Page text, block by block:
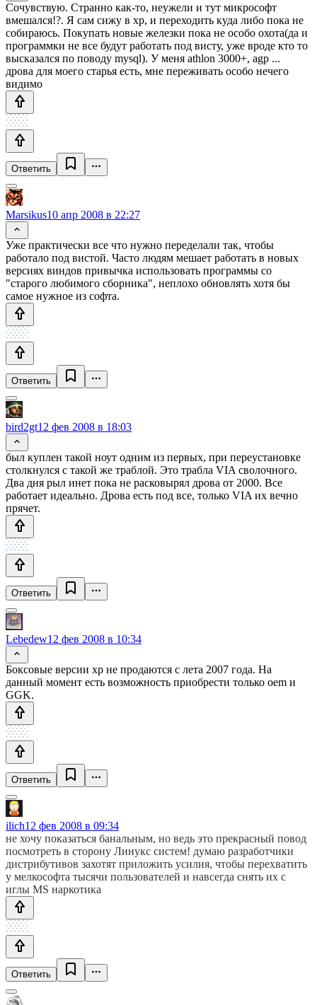
Сочувствую. Странно как-то, неужели и тут микрософт
вмешался!?. Я сам сижу в xp, и переходить куда либо пока не
собираюсь. Покупать новые железки пока не особо охота(да и
программки не все будут работать под висту, уже вроде кто то
высказался по поводу mysql). У меня athlon 3000+, agp ...
дрова для моего старья есть, мне переживать особо нечего
видимо
Ответить
Marsikus10 апр 2008 в 22:27
Уже практически все что нужно переделали так, чтобы
работало под вистой. Часто людям мешает работать в новых
версиях виндов привычка использовать программы со
"старого любимого сборника", неплохо обновлять хотя бы
самое нужное из софта.
Ответить
bird2gt12 фев 2008 в 18:03
был куплен такой ноут одним из первых, при переустановке
столкнулся с такой же траблой. Это трабла VIA сволочного.
Два дня рыл инет пока не расковырял дрова от 2000. Все
работает идеально. Дрова есть под все, только VIA их вечно
прячет.
Ответить
Lebedew12 фев 2008 в 10:34
Боксовые версии xp не продаются с лета 2007 года. На
данный момент есть возможность приобрести только oem и
GGK.
Ответить
ilich12 фев 2008 в 09:34
не хочу показаться банальным, но ведь это прекрасный повод
посмотреть в сторону Линукс систем! думаю разработчики
дистрибутивов захотят приложить усилия, чтобы перехватить
у мелкософта тысячи пользователей и навсегда снять их с
иглы MS наркотика
Ответить